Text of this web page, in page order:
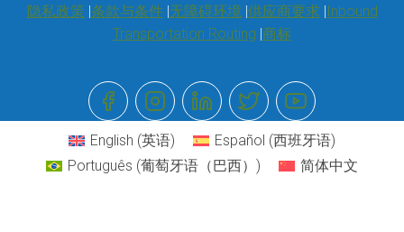
隐私政策 条款与条件 无障碍环境 供应商要求 Inbound
Transportation Routing 商标
English (英语) Español (西班牙语)
Português (葡萄牙语（巴西） ) 简体中文